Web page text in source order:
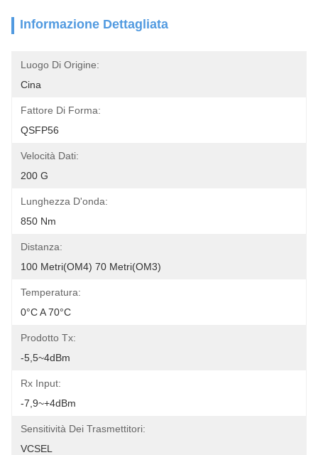
Informazione Dettagliata
Luogo Di Origine:
Cina
Fattore Di Forma:
QSFP56
Velocità Dati:
200 G
Lunghezza D'onda:
850 Nm
Distanza:
100 Metri(OM4) 70 Metri(OM3)
Temperatura:
0°C A 70°C
Prodotto Tx:
-5,5~4dBm
Rx Input:
-7,9~+4dBm
Sensitività Dei Trasmettitori:
VCSEL